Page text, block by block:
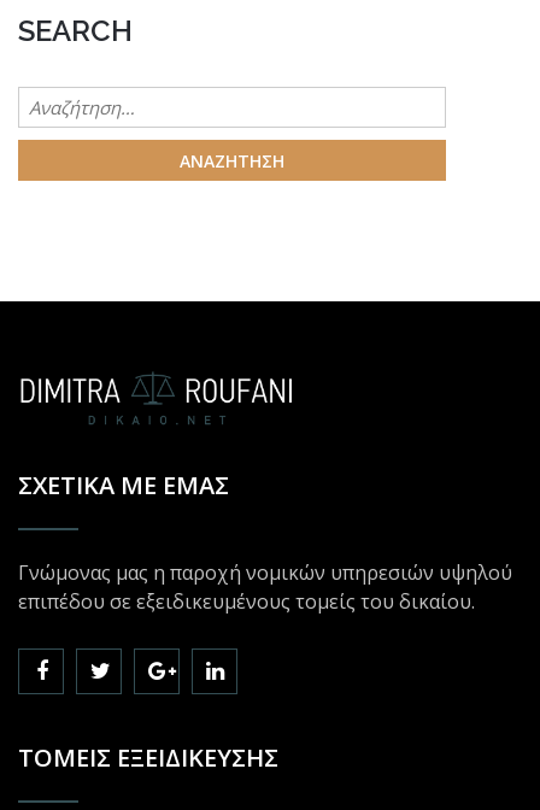
SEARCH
Αναζήτηση
για:
ΣΧΕΤΙΚΆ ΜΕ ΕΜΆΣ
Γνώμονας μας η παροχή νομικών υπηρεσιών υψηλού
επιπέδου σε εξειδικευμένους τομείς του δικαίου.
ΤΟΜΕΊΣ ΕΞΕΙΔΊΚΕΥΣΗΣ